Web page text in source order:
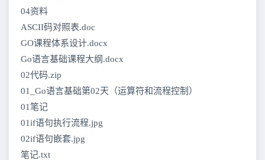
04资料
ASCII码对照表.doc
GO课程体系设计.docx
Go语言基础课程大纲.docx
02代码.zip
01_Go语言基础第02天（运算符和流程控制）
01笔记
01if语句执行流程.jpg
02if语句嵌套.jpg
笔记.txt